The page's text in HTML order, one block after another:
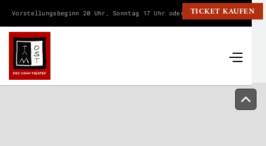
Vorstellungsbeginn 20 Uhr, Sonntag 17 Uhr oder wie angegeben.
TICKET KAUFEN